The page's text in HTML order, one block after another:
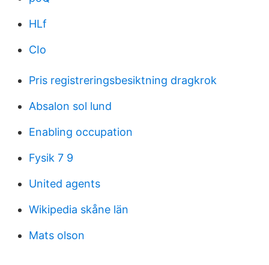
HLf
CIo
Pris registreringsbesiktning dragkrok
Absalon sol lund
Enabling occupation
Fysik 7 9
United agents
Wikipedia skåne län
Mats olson